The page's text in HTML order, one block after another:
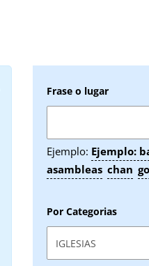
Frase o lugar
Ejemplo: Ejemplo:
asambleas chan
Por Categorias